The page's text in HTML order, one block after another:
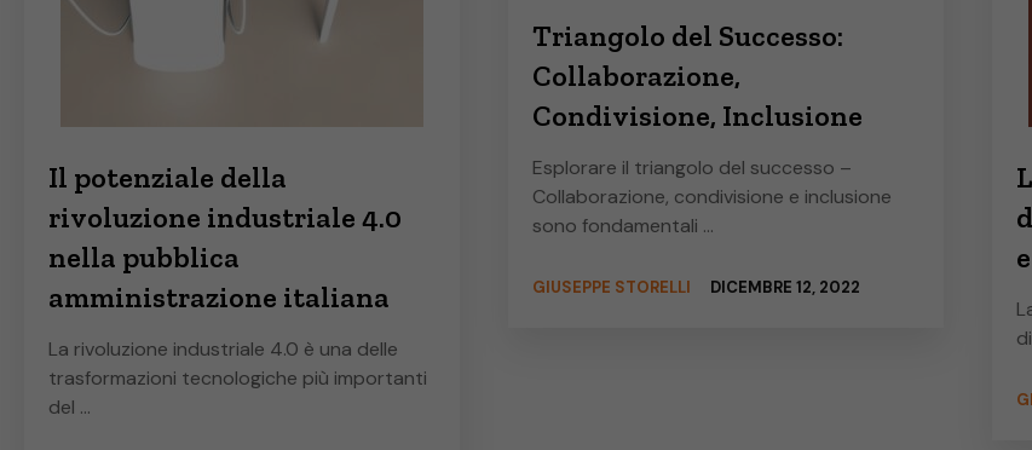
Il potenziale della
rivoluzione industriale 4.0
nella pubblica
amministrazione italiana
La rivoluzione industriale 4.0 è una delle
trasformazioni tecnologiche più importanti
del …
Triangolo del Successo:
Collaborazione,
Condivisione, Inclusione
Esplorare il triangolo del successo –
Collaborazione, condivisione e inclusione
sono fondamentali …
GIUSEPPE STORELLI DICEMBRE 12, 2022